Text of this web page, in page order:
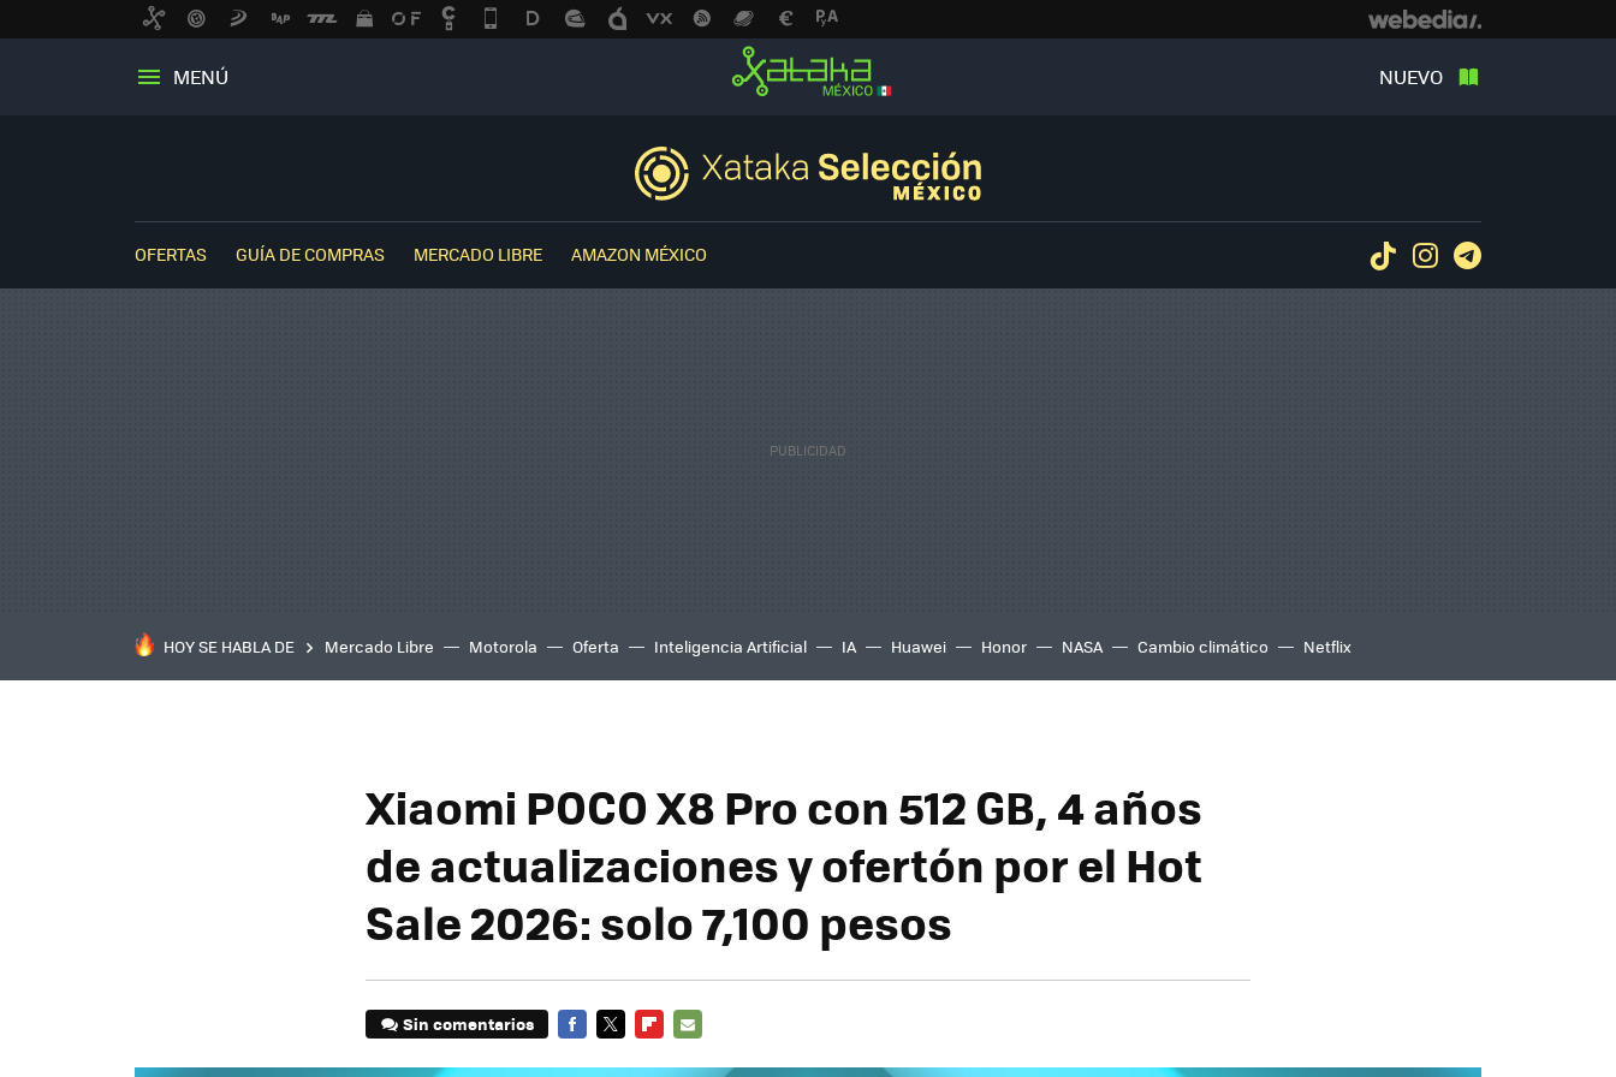
MENÚ NUEVO
OFERTAS GUÍA DE COMPRAS MERCADO LIBRE AMAZON MÉXICO TiktokInstagram
HOY SE HABLA DE Mercado Libre Motorola Oferta Inteligencia Artificial IA Huawei Honor NASA Cambio climático Netflix
Xiaomi POCO X8 Pro con 512 GB, 4 años
de actualizaciones y ofertón por el Hot
Sale 2026: solo 7,100 pesos
Sin comentarios